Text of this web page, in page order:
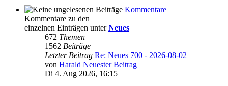
Kommentare
Kommentare zu den
einzelnen Einträgen unterNeues
672 Themen
1562 Beiträge
Letzter Beitrag Re: Neues 700 - 2026-08-02
von Harald Neuester Beitrag
Di 4. Aug 2026, 16:15